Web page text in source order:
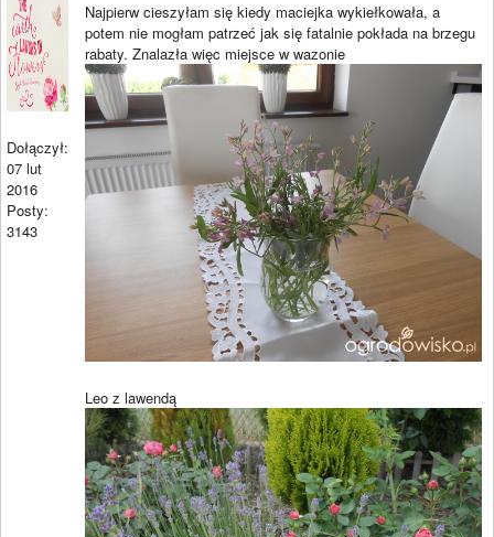
Dołączył:
07 lut
2016
Posty:
3143
Najpierw cieszyłam się kiedy maciejka wykiełkowała, a
potem nie mogłam patrzeć jak się fatalnie pokłada na brzegu
rabaty. Znalazła więc miejsce w wazonie
Leo z lawendą